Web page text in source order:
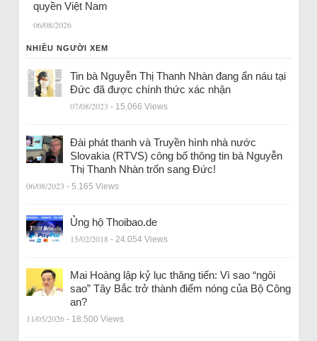
quyền Việt Nam
06/08/2026
NHIỀU NGƯỜI XEM
Tin bà Nguyễn Thị Thanh Nhàn đang ẩn náu tại
Đức đã được chính thức xác nhận
07/08/2023 - 15.066 Views
Đài phát thanh và Truyền hình nhà nước
Slovakia (RTVS) công bố thông tin bà Nguyễn
Thị Thanh Nhàn trốn sang Đức!
06/08/2023 - 5.165 Views
Ủng hộ Thoibao.de
15/02/2018 - 24.054 Views
Mai Hoàng lập kỷ lục thăng tiến: Vì sao “ngôi
sao” Tây Bắc trở thành điểm nóng của Bộ Công
an?
11/05/2026 - 18.500 Views